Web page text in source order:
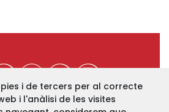
www.ucev.coop
i de tercers per al correcte
i l'anàlisi de les visites